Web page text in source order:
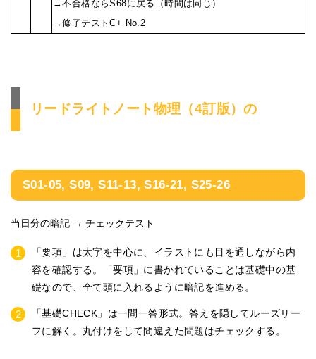
→不合格ならS68に戻る（時間は同じ）
→修了テストC+ No.2
リードライトノート物理（4訂版）の
S01-05, S09, S11-13, S16-21, S25-26
当日分の暗記 → チェックテスト
「要項」は太字を中心に、イラストにも目を通しながら内
容を確認する。「要項」に書かれていることは基礎中の基
礎なので、全て頭に入れるように暗記を進める。
「基礎CHECK」は一問一答形式。答えを隠してルーズリー
フに解く。丸付けをして間違えた問題はチェックする。